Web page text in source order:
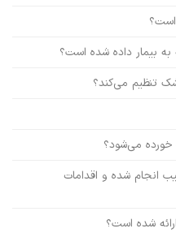
است؟
تنظیم می‌کند؟
خورده می‌شود؟
انجام شده و اقدامات
شده است؟